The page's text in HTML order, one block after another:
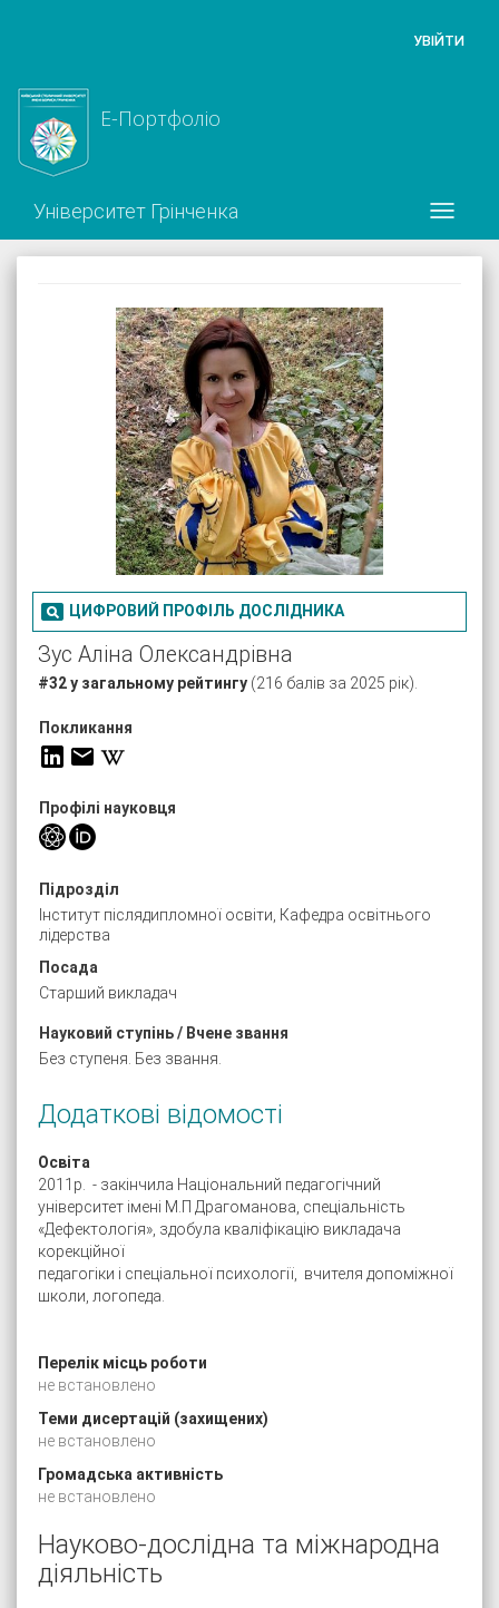
УВІЙТИ
Е-Портфоліо
Університет Грінченка
 ЦИФРОВИЙ ПРОФІЛЬ ДОСЛІДНИКА
Зус Аліна Олександрівна
#32 у загальному рейтингу (216 балів за 2025 рік).
Покликання
Профілі науковця
Підрозділ
Інститут післядипломної освіти, Кафедра освітнього
лідерства
Посада
Старший викладач
Науковий ступінь / Вчене звання
Без ступеня. Без звання.
Додаткові відомості
Освіта
2011р. - закінчила Національний педагогічний
університет імені М.П Драгоманова, спеціальність
«Дефектологія», здобула кваліфікацію викладача
корекційної
педагогіки і спеціальної психології, вчителя допоміжної
школи, логопеда.
Перелік місць роботи
не встановлено
Теми дисертацій (захищених)
не встановлено
Громадська активність
не встановлено
Науково-дослідна та міжнародна
діяльність